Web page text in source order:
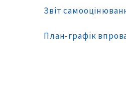
Звіт
План-графік